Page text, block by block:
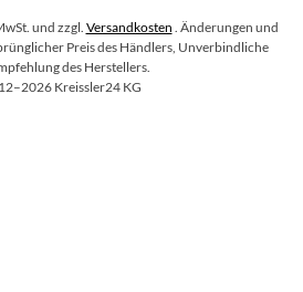
und zzgl. Versandkosten . Änderungen und
Preis des Händlers, Unverbindliche
des Herstellers.
Kreissler24 KG